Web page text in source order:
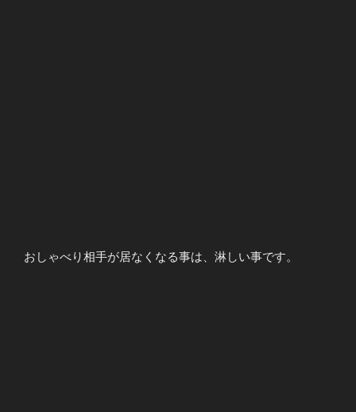
おしゃべり相手が居なくなる事は、淋しい事です。